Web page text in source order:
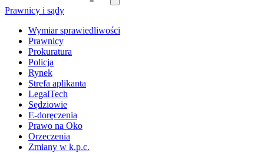
Prawnicy i sądy
Wymiar sprawiedliwości
Prawnicy
Prokuratura
Policja
Rynek
Strefa aplikanta
LegalTech
Sędziowie
E-doręczenia
Prawo na Oko
Orzeczenia
Zmiany w k.p.c.